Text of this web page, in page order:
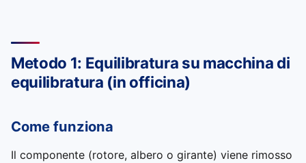
Metodo 1: Equilibratura su macchina di
equilibratura (in officina)
Come funziona
Il componente (rotore, albero o girante) viene rimosso